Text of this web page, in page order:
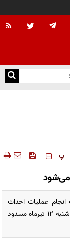
است
پ
عملیات احداث
توری و خطر ریزش از ساعت ۰۸:۰۰ الی ۱۵:۰۰ روز سه شنبه ۱۲ تیرماه مسدود